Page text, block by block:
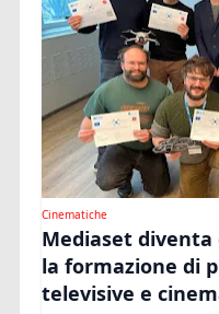
Cinematiche
Mediaset
la formazione di
televisive e